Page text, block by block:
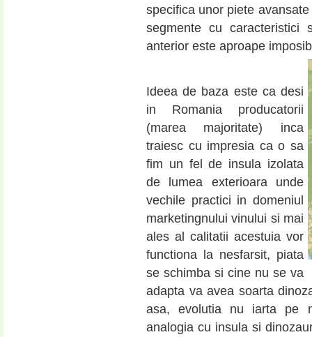
specifica unor piete
segmente cu
anterior este aproape
Ideea de baza este ca desi
in Romania producatorii
(marea majoritate) inca
traiesc cu impresia ca o sa
fim un fel de insula izolata
de lumea exterioara unde
vechile practici in domeniul
marketingnului vinului si mai
ales al calitatii acestuia vor
functiona la nesfarsit, piata
se schimba si cine nu se va
adapta va avea soarta
asa, evolutia nu iarta pe
analogia cu insula si